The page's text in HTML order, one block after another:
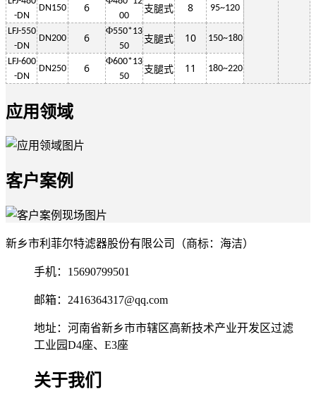
-DN
DN150 6
00
支腿式 8 95~120
LFJ-550
-DN
DN200 6
Φ550*13
50
支腿式 10 150~180
LFJ-600
-DN
DN250 6
Φ600*13
50
支腿式 11 180~220
应用领域
客户案例
新乡市利菲尔特滤器股份有限公司（商标：海洁）
手机：15690799501
邮箱：2416364317@qq.com
地址：河南省新乡市市辖区高新技术产业开发区过滤
工业园D4座、E3座
关于我们